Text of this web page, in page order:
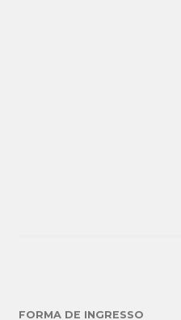
FORMA DE INGRESSO